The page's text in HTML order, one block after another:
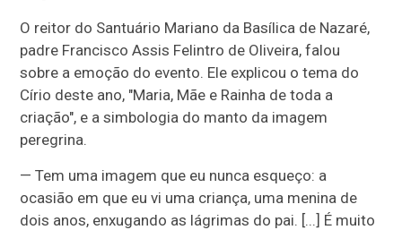
O reitor do Santuário Mariano da Basílica de Nazaré,
padre Francisco Assis Felintro de Oliveira, falou
sobre a emoção do evento. Ele explicou o tema do
Círio deste ano, "Maria, Mãe e Rainha de toda a
criação", e a simbologia do manto da imagem
peregrina.
— Tem uma imagem que eu nunca esqueço: a
ocasião em que eu vi uma criança, uma menina de
dois anos, enxugando as lágrimas do pai. [...] É muito